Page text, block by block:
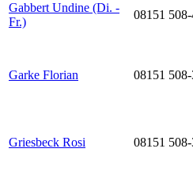
Gabbert Undine (Di. -
Fr.)
08151
Garke Florian 08151 508-
Griesbeck Rosi 08151